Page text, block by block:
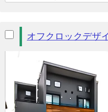
オフクロックデザ